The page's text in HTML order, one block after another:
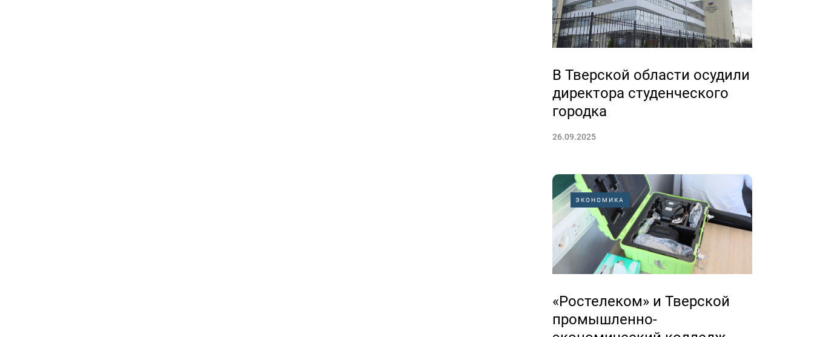
В Тверской области осудили
директора студенческого
городка
26.09.2025
ЭКОНОМИКА
«Ростелеком» и Тверской
промышленно-